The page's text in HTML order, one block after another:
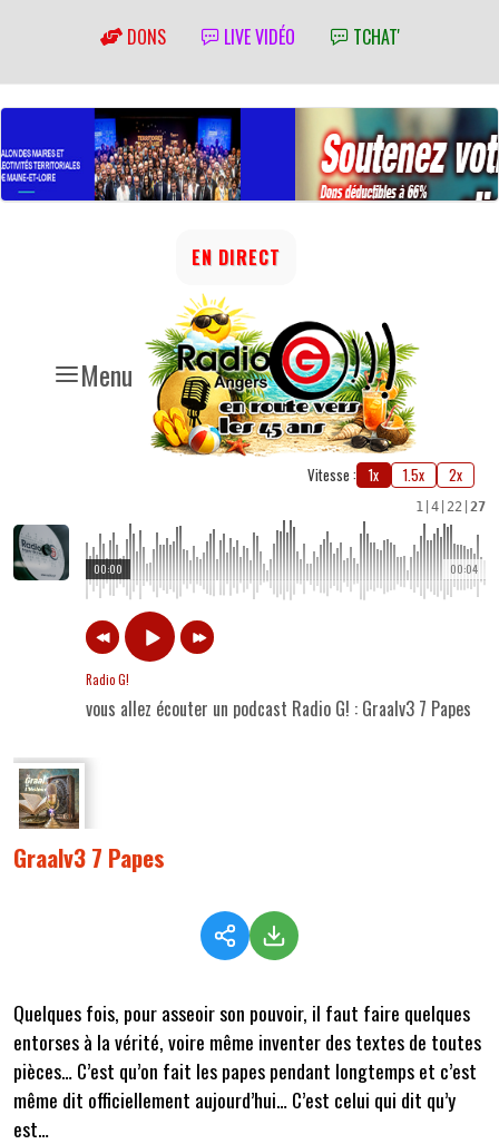
DONS LIVE VIDÉO TCHAT'
Menu
EN DIRECT
Vitesse : 1x 1.5x 2x
1 4 22 27
00:04
00:00
Radio G!
vous allez écouter un podcast Radio G! : Graalv3 7 Papes
Graalv3 7 Papes
Quelques fois, pour asseoir son pouvoir, il faut faire quelques
entorses à la vérité, voire même inventer des textes de toutes
pièces… C’est qu’on fait les papes pendant longtemps et c’est
même dit officiellement aujourd’hui… C’est celui qui dit qu’y
est…